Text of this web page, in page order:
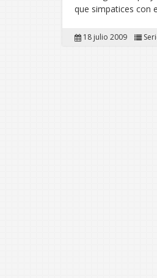
que simpatices con
18 julio 2009